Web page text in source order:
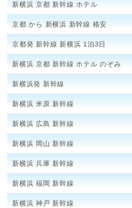
新横浜 京都 新幹線 ホテル
京都 から 新横浜 新幹線 格安
京都発 新幹線 新横浜 1泊3日
新横浜 京都 新幹線 ホテル のぞみ
新横浜発 新幹線
新横浜 米原 新幹線
新横浜 広島 新幹線
新横浜 岡山 新幹線
新横浜 兵庫 新幹線
新横浜 福岡 新幹線
新横浜 神戸 新幹線